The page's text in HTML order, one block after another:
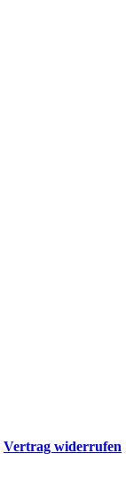
Vertrag widerrufen